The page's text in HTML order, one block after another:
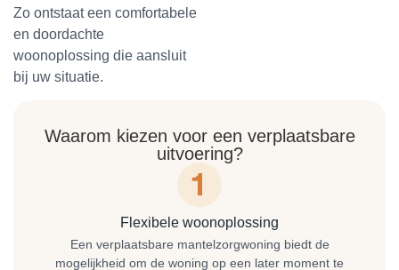
Zo ontstaat een comfortabele
en doordachte
woonoplossing die aansluit
bij uw situatie.
Waarom kiezen voor een verplaatsbare
uitvoering?
Flexibele woonoplossing
Een verplaatsbare mantelzorgwoning biedt de
mogelijkheid om de woning op een later moment te